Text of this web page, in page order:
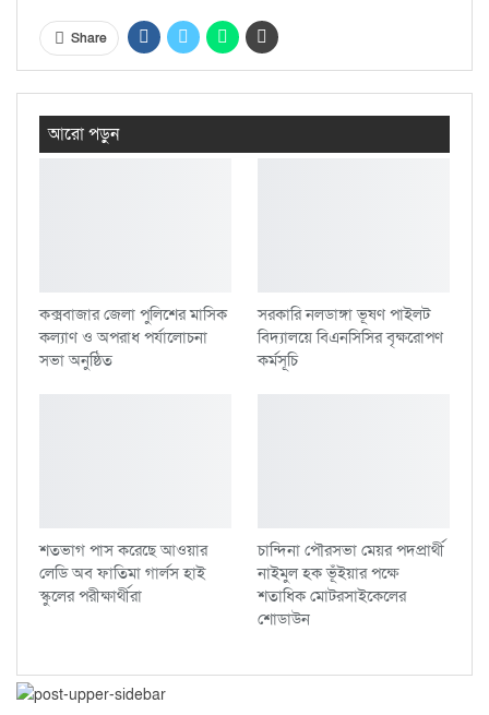
Share
আরো পড়ুন
কক্সবাজার জেলা পুলিশের মাসিক
কল্যাণ ও অপরাধ পর্যালোচনা
সভা অনুষ্ঠিত
সরকারি নলডাঙ্গা ভূষণ পাইলট
বিদ্যালয়ে বিএনসিসির বৃক্ষরোপণ
কর্মসূচি
শতভাগ পাস করেছে আওয়ার
লেডি অব ফাতিমা গার্লস হাই
স্কুলের পরীক্ষার্থীরা
চান্দিনা পৌরসভা মেয়র পদপ্রার্থী
নাইমুল হক ভূঁইয়ার পক্ষে
শতাধিক মোটরসাইকেলের
শোডাউন